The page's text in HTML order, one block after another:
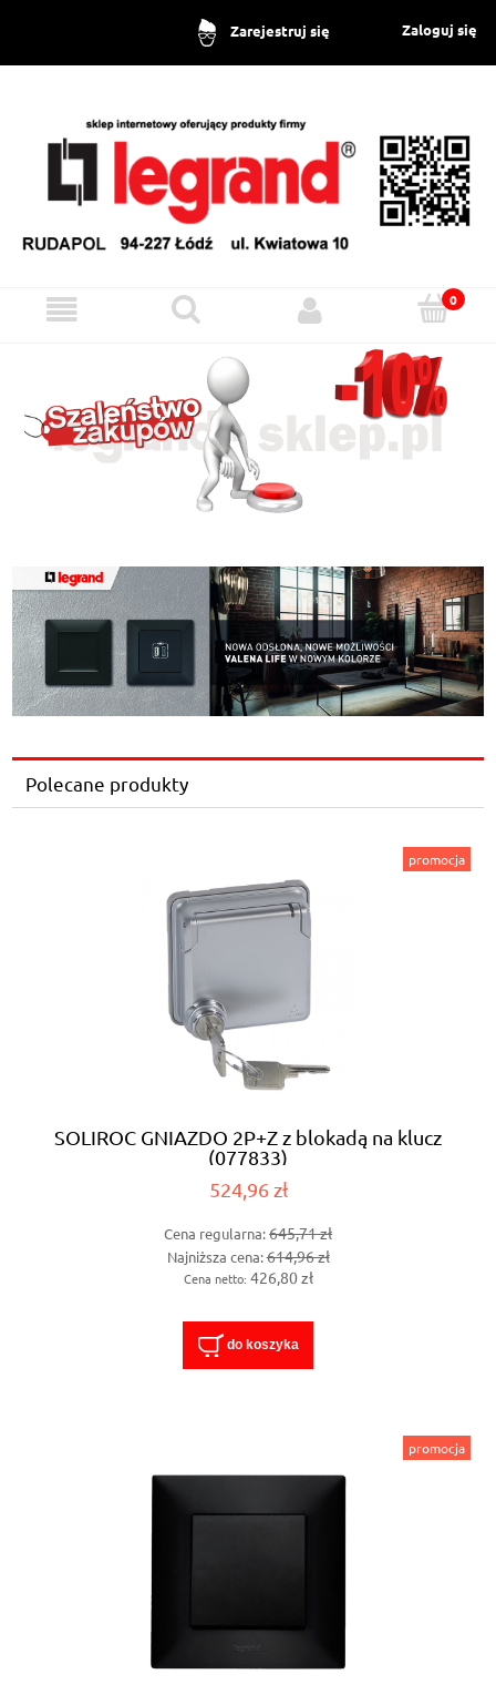
Zarejestruj się Zaloguj się
Polecane produkty
SOLIROC GNIAZDO 2P+Z z blokadą na klucz
(077833)
524,96 zł
Cena regularna:645,71 zł
Najniższa cena:614,96 zł
Cena netto: 426,80 zł
do koszyka
promocja
promocja